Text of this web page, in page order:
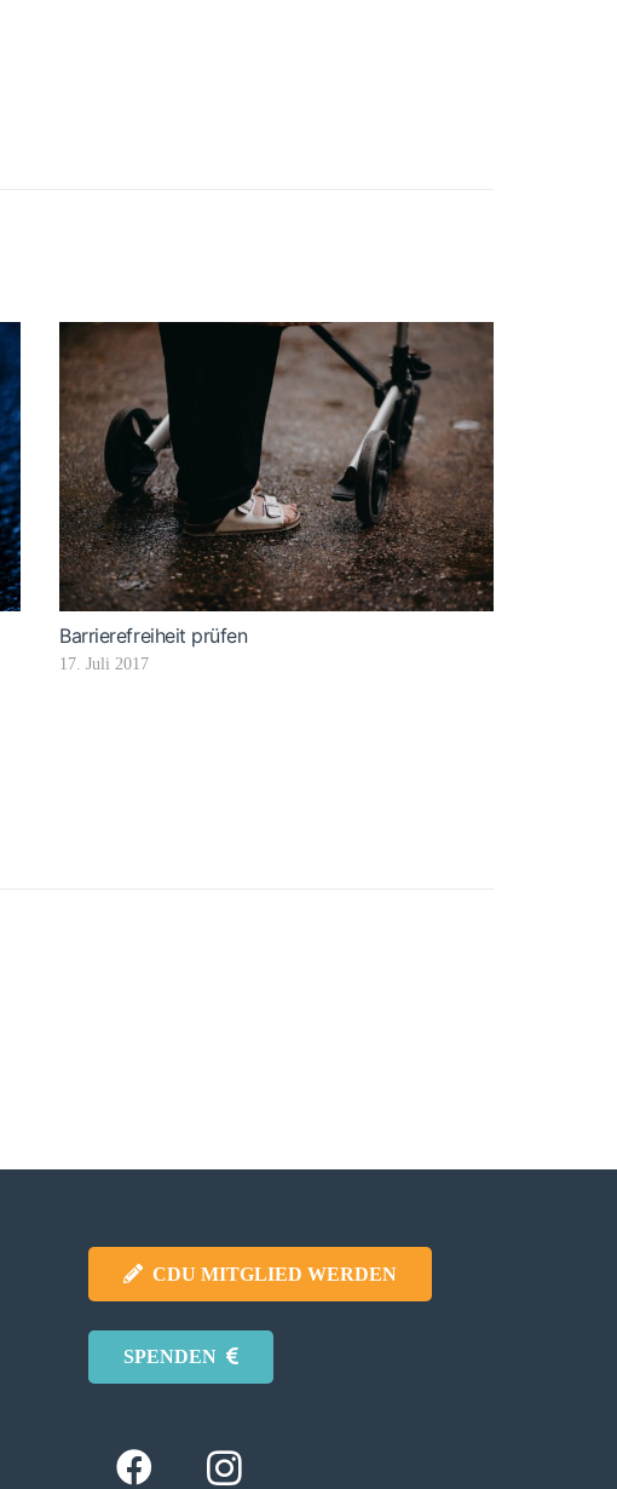
Barrierefreiheit prüfen
17. Juli 2017
CDU MITGLIED WERDEN
SPENDEN